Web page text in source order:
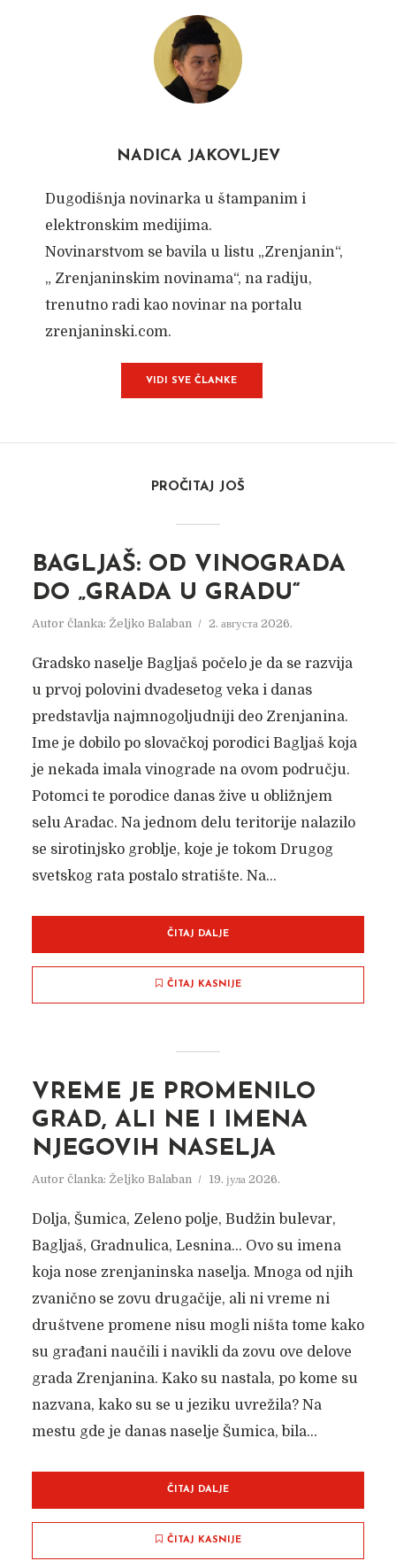
NADICA JAKOVLJEV
Dugodišnja novinarka u štampanim i
elektronskim medijima.
Novinarstvom se bavila u listu „Zrenjanin“,
„ Zrenjaninskim novinama“, na radiju,
trenutno radi kao novinar na portalu
zrenjaninski.com.
VIDI SVE ČLANKE
PROČITAJ JOŠ
BAGLJAŠ: OD VINOGRADA
DO „GRADA U GRADU“
Autor članka: Željko Balaban 2. августа 2026.
Gradsko naselje Bagljaš počelo je da se razvija
u prvoj polovini dvadesetog veka i danas
predstavlja najmnogoljudniji deo Zrenjanina.
Ime je dobilo po slovačkoj porodici Bagljaš koja
je nekada imala vinograde na ovom području.
Potomci te porodice danas žive u obližnjem
selu Aradac. Na jednom delu teritorije nalazilo
se sirotinjsko groblje, koje je tokom Drugog
svetskog rata postalo stratište. Na...
ČITAJ DALJE
ČITAJ KASNIJE
VREME JE PROMENILO
GRAD, ALI NE I IMENA
NJEGOVIH NASELJA
Autor članka: Željko Balaban 19. јула 2026.
Dolja, Šumica, Zeleno polje, Budžin bulevar,
Bagljaš, Gradnulica, Lesnina… Ovo su imena
koja nose zrenjaninska naselja. Mnoga od njih
zvanično se zovu drugačije, ali ni vreme ni
društvene promene nisu mogli ništa tome kako
su građani naučili i navikli da zovu ove delove
grada Zrenjanina. Kako su nastala, po kome su
nazvana, kako su se u jeziku uvrežila? Na
mestu gde je danas naselje Šumica, bila...
ČITAJ DALJE
ČITAJ KASNIJE